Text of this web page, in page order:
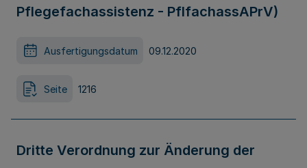
Pflegefachassistenz - PflfachassAPrV)
Ausfertigungsdatum 09.12.2020
Seite 1216
Dritte Verordnung zur Änderung der